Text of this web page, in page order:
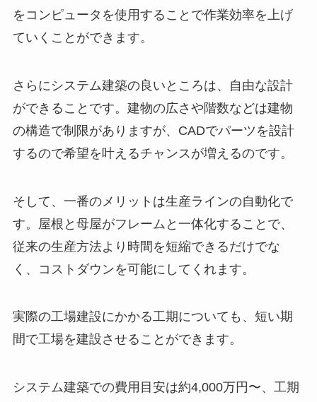
をコンピュータを使用することで作業効率を上げ
ていくことができます。
さらにシステム建築の良いところは、自由な設計
ができることです。建物の広さや階数などは建物
の構造で制限がありますが、CADでパーツを設計
するので希望を叶えるチャンスが増えるのです。
そして、一番のメリットは生産ラインの自動化で
す。屋根と母屋がフレームと一体化することで、
従来の生産方法より時間を短縮できるだけでな
く、コストダウンを可能にしてくれます。
実際の工場建設にかかる工期についても、短い期
間で工場を建設させることができます。
システム建築での費用目安は約4,000万円〜、工期